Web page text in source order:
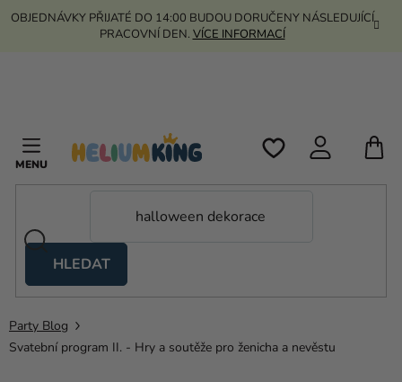
Přejít
OBJEDNÁVKY PŘIJATÉ DO 14:00 BUDOU DORUČENY NÁSLEDUJÍCÍ
PRACOVNÍ DEN. VÍCE INFORMACÍ
HLEDAT
stany
Kanekalon
Party Blog
Svatební program II. - Hry a soutěže pro ženicha a nevěstu